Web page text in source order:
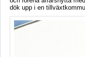
dök upp i en